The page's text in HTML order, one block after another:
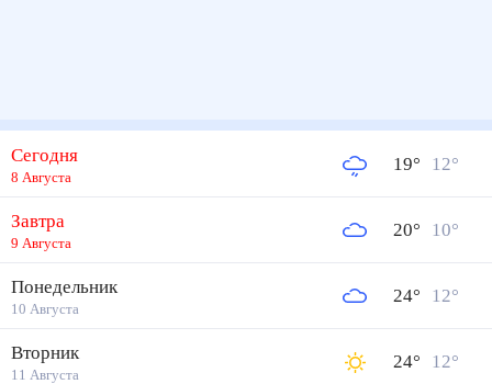
Сегодня
8 Августа
19° 12°
Завтра
9 Августа
20° 10°
Понедельник
10 Августа
24° 12°
Вторник
11 Августа
24° 12°